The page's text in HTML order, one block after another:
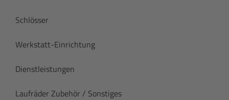
Schlösser
Werkstatt-Einrichtung
Dienstleistungen
Laufräder Zubehör / Sonstiges